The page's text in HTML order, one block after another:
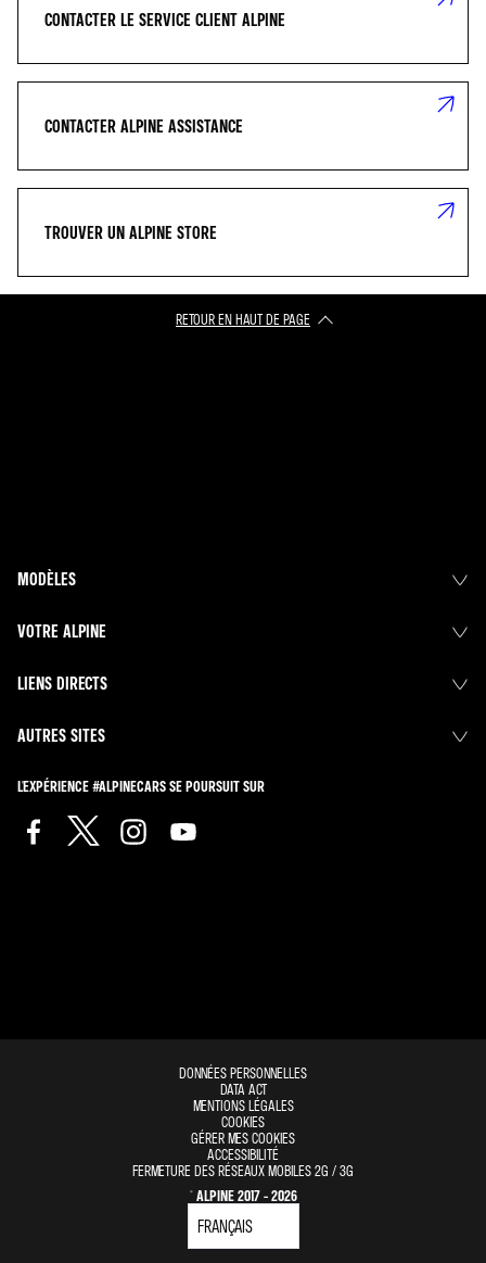
CONTACTER LE SERVICE CLIENT ALPINE
CONTACTER ALPINE ASSISTANCE
TROUVER UN ALPINE STORE
RETOUR EN HAUT DE PAGE​
MODÈLES
VOTRE ALPINE
LIENS DIRECTS
AUTRES SITES
L'EXPÉRIENCE #ALPINECARS SE POURSUIT SUR
DONNÉES PERSONNELLES
DATA ACT
MENTIONS LÉGALES
COOKIES
GÉRER MES COOKIES
ACCESSIBILITÉ
FERMETURE DES RÉSEAUX MOBILES 2G / 3G
© ALPINE 2017 - 2026